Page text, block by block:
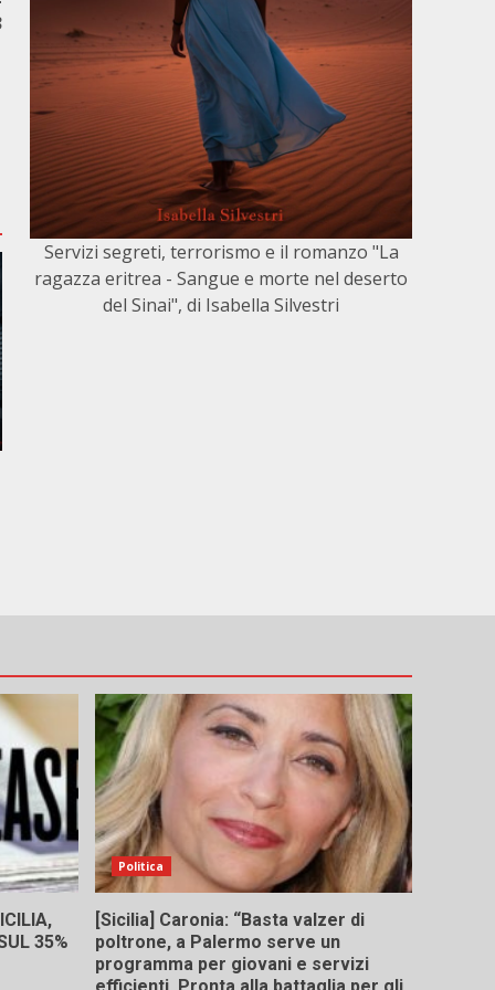
Servizi segreti, terrorismo e il romanzo "La
ragazza eritrea - Sangue e morte nel deserto
del Sinai", di Isabella Silvestri
35%
Politica
[Sicilia] Caronia: “Basta valzer di
poltrone, a Palermo serve un
programma per giovani e servizi